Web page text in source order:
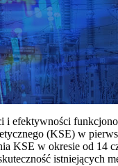
efektywności
(KSE) w
KSE w okresie od 14
istniejących